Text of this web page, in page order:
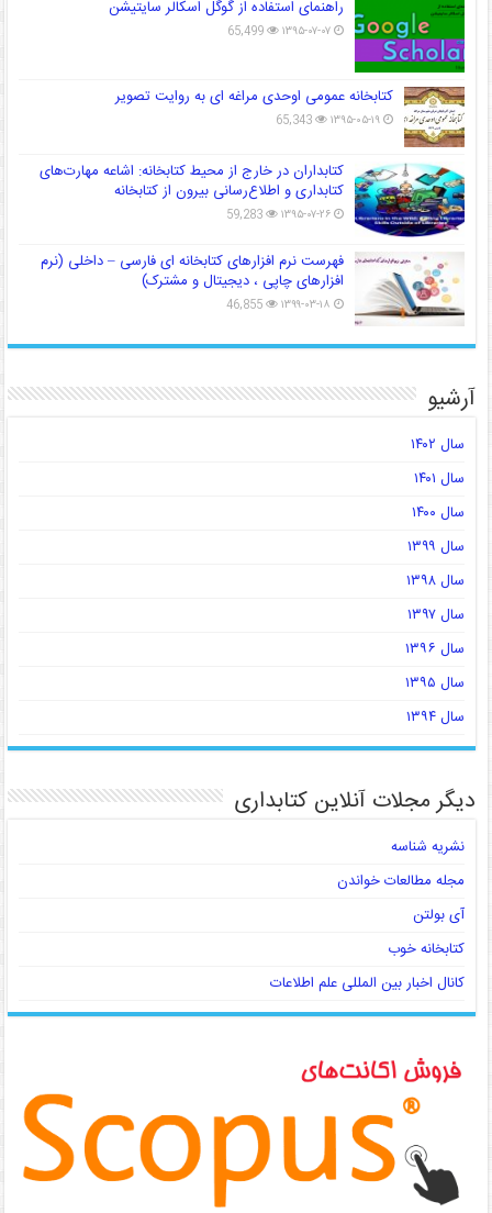
راهنمای استفاده از گوگل اسکالر سایتیشن
۱۳۹۵-۰۷-۰۷ 65,499
کتابخانه عمومی اوحدی مراغه ای به روایت تصویر
۱۳۹۵-۰۵-۱۹ 65,343
کتابداران در خارج از محیط کتابخانه: اشاعه مهارت‌های
کتابداری و اطلاع‌رسانی بیرون از کتابخانه
۱۳۹۵-۰۷-۲۶ 59,283
فهرست نرم افزارهای کتابخانه ای فارسی – داخلی (نرم
افزارهای چاپی ، دیجیتال و مشترک)
۱۳۹۹-۰۳-۱۸ 46,855
آرشیو
سال ۱۴۰۲
سال ۱۴۰۱
سال ۱۴۰۰
سال ۱۳۹۹
سال ۱۳۹۸
سال ۱۳۹۷
سال ۱۳۹۶
سال ۱۳۹۵
سال ۱۳۹۴
دیگر مجلات آنلاین کتابداری
نشریه شناسه
مجله مطالعات خواندن
آی بولتن
کتابخانه خوب
کانال اخبار بین المللی علم اطلاعات